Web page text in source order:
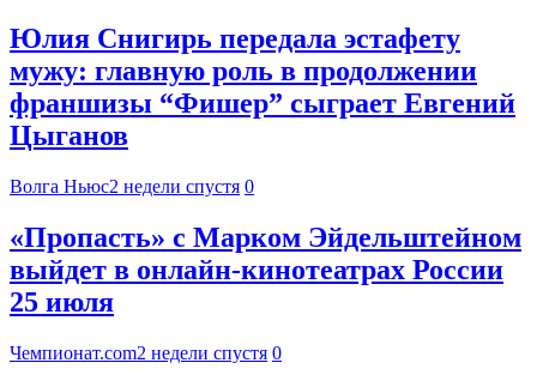
Юлия Снигирь передала эстафету
мужу: главную роль в продолжении
франшизы “Фишер” сыграет Евгений
Цыганов
Волга Ньюс2 недели спустя 0
«Пропасть» с Марком Эйдельштейном
выйдет в онлайн-кинотеатрах России
25 июля
Чемпионат.com2 недели спустя 0